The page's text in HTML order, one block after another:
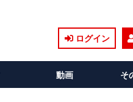
ログイン
動画 そ